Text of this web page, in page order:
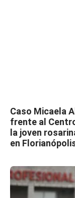
Caso Micaela
frente al
la joven
en